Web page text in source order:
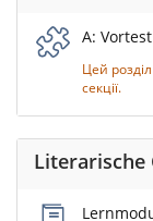
A:
Цей
секції.
Literarische